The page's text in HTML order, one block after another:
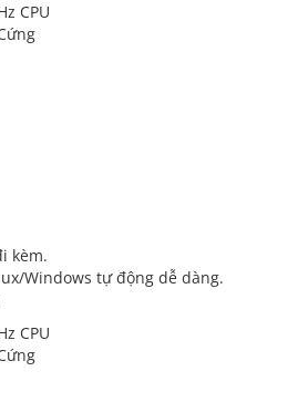
CPU
kèm.
Windows tự động dễ dàng.
CPU